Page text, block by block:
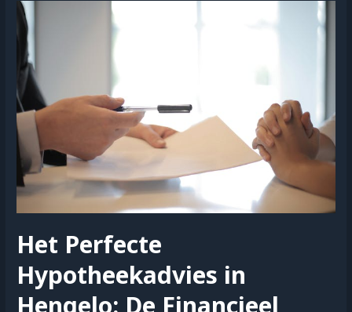
vermogensbeheerder:
de
voordelen
Het Perfecte
Hypotheekadvies in
Hengelo: De Financieel